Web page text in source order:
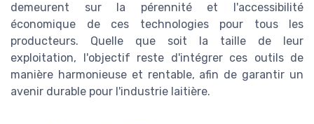
demeurent sur la pérennité et l'accessibilité
économique de ces technologies pour tous les
producteurs. Quelle que soit la taille de leur
exploitation, l'objectif reste d'intégrer ces outils de
manière harmonieuse et rentable, afin de garantir un
avenir durable pour l'industrie laitière.